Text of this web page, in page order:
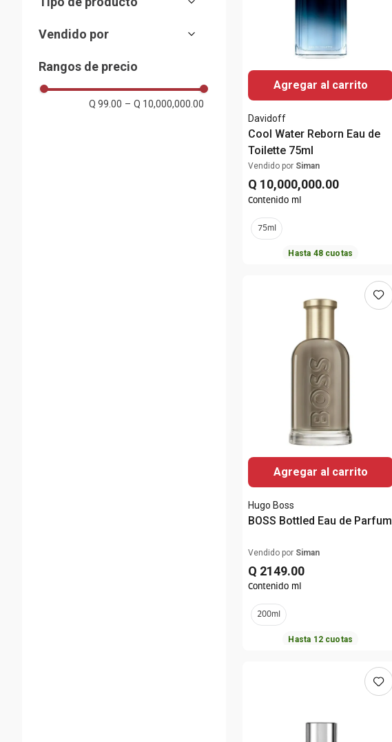
Hugo Boss
Tommy Hilfiger
Mont Blanc
Mostrar 27 más
Amaderado
Fougére ó Helecho
Acuática
Ámbar
Mostrar 4 más
Parfum
Estuche
Vendido por
Rangos de precio
Q 99.00 – Q 10,000,000.00
Agregar al carrito
Davidoff
Cool Water Reborn Eau de
Toilette 75ml
Vendido por Siman
Q 10,000,000.00
Contenido ml
75ml
Hasta 48 cuotas
Agregar al carrito
Hugo Boss
BOSS Bottled Eau de Parfum
Vendido por Siman
Q 2149.00
Contenido ml
200ml
Hasta 12 cuotas